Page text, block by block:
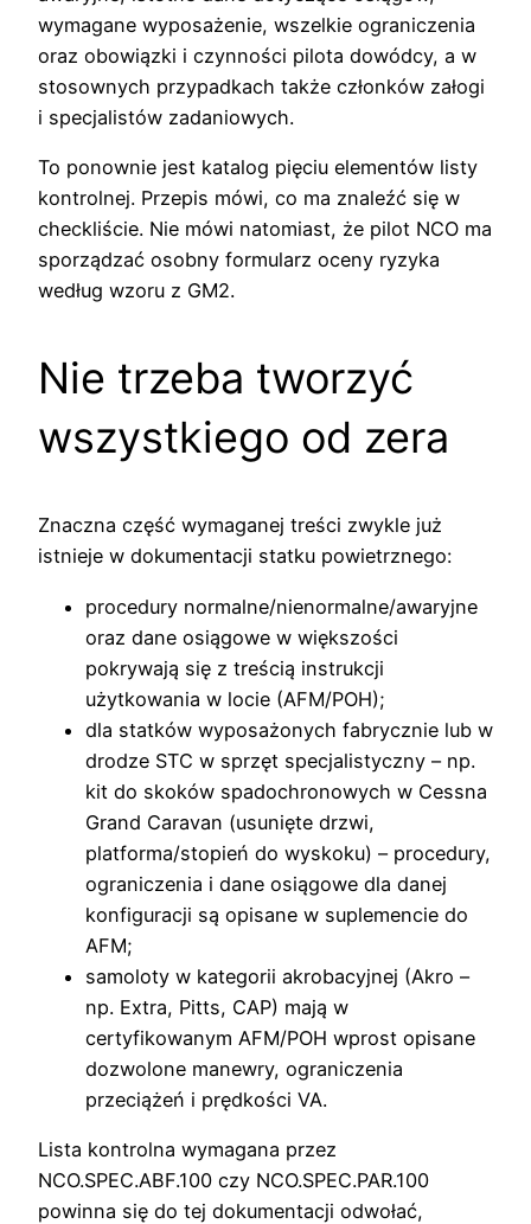
wymagane wyposażenie, wszelkie ograniczenia
oraz obowiązki i czynności pilota dowódcy, a w
stosownych przypadkach także członków załogi
i specjalistów zadaniowych.
To ponownie jest katalog pięciu elementów listy
kontrolnej. Przepis mówi, co ma znaleźć się w
checkliście. Nie mówi natomiast, że pilot NCO ma
sporządzać osobny formularz oceny ryzyka
według wzoru z GM2.
Nie trzeba tworzyć
wszystkiego od zera
Znaczna część wymaganej treści zwykle już
istnieje w dokumentacji statku powietrznego:
procedury normalne/nienormalne/awaryjne
oraz dane osiągowe w większości
pokrywają się z treścią instrukcji
użytkowania w locie (AFM/POH);
dla statków wyposażonych fabrycznie lub w
drodze STC w sprzęt specjalistyczny – np.
kit do skoków spadochronowych w Cessna
Grand Caravan (usunięte drzwi,
platforma/stopień do wyskoku) – procedury,
ograniczenia i dane osiągowe dla danej
konfiguracji są opisane w suplemencie do
AFM;
samoloty w kategorii akrobacyjnej (Akro –
np. Extra, Pitts, CAP) mają w
certyfikowanym AFM/POH wprost opisane
dozwolone manewry, ograniczenia
przeciążeń i prędkości VA.
Lista kontrolna wymagana przez
NCO.SPEC.ABF.100 czy NCO.SPEC.PAR.100
powinna się do tej dokumentacji odwołać,